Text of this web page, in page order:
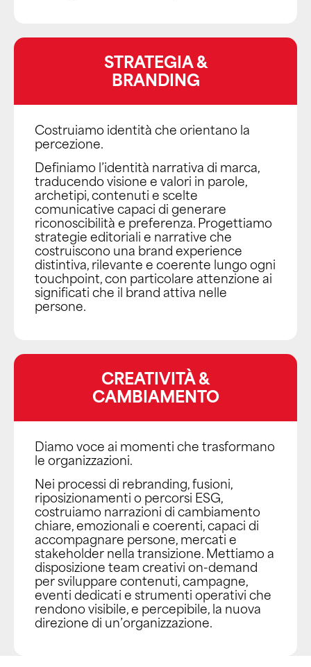
STRATEGIA &
BRANDING
Costruiamo identità che orientano la
percezione.
Definiamo l’identità narrativa di marca,
traducendo visione e valori in parole,
archetipi, contenuti e scelte
comunicative capaci di generare
riconoscibilità e preferenza. Progettiamo
strategie editoriali e narrative che
costruiscono una brand experience
distintiva, rilevante e coerente lungo ogni
touchpoint, con particolare attenzione ai
significati che il brand attiva nelle
persone.
CREATIVITÀ &
CAMBIAMENTO
Diamo voce ai momenti che trasformano
le organizzazioni.
Nei processi di rebranding, fusioni,
riposizionamenti o percorsi ESG,
costruiamo narrazioni di cambiamento
chiare, emozionali e coerenti, capaci di
accompagnare persone, mercati e
stakeholder nella transizione. Mettiamo a
disposizione team creativi on-demand
per sviluppare contenuti, campagne,
eventi dedicati e strumenti operativi che
rendono visibile, e percepibile, la nuova
direzione di un’organizzazione.